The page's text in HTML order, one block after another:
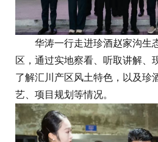
华涛一行走进珍酒赵家沟生
区，通过实地察看、听取讲解、
了解汇川产区风土特色，以及珍
艺、项目规划等情况。